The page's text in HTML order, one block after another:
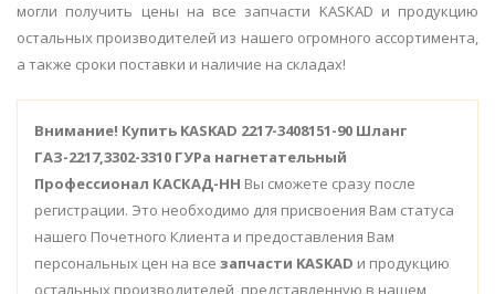
могли получить цены на все запчасти KASKAD и продукцию
остальных производителей из нашего огромного ассортимента,
а также сроки поставки и наличие на складах!
Внимание! Купить KASKAD 2217-3408151-90 Шланг
ГАЗ-2217,3302-3310 ГУРа нагнетательный
Профессионал КАСКАД-НН Вы сможете сразу после
регистрации. Это необходимо для присвоения Вам статуса
нашего Почетного Клиента и предоставления Вам
персональных цен на все запчасти KASKAD и продукцию